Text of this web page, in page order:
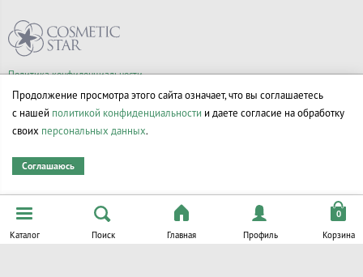
Политика конфиденциальности
Правила продажи товаров
Согласие на обработку персональных данных
© Все права на товарные знаки принадлежат их законным владельцам.
Каталог Поиск Главная Профиль Корзина
Продолжение просмотра этого сайта означает, что вы соглашаетесь
с нашей политикой конфиденциальности и даете согласие на обработку
своих персональных данных.
Соглашаюсь